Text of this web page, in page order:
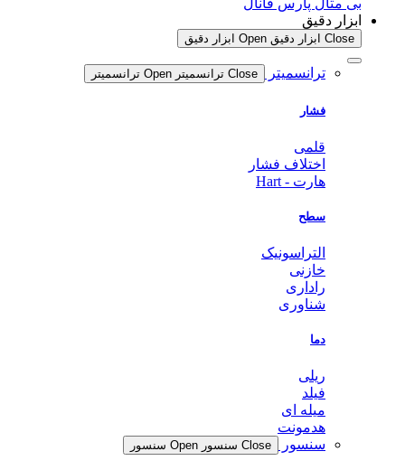
بی متال پارس فانال
ابزار دقیق
Close ابزار دقیق Open ابزار دقیق
ترانسمیتر Close ترانسمیتر Open ترانسمیتر
فشار
قلمی
اختلاف فشار
هارت - Hart
سطح
التراسونیک
خازنی
راداری
شناوری
دما
ریلی
فیلد
میله ای
هدمونت
سنسور
Close سنسور Open سنسور